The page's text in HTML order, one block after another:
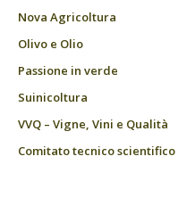
Nova Agricoltura
Olivo e Olio
Passione in verde
Suinicoltura
VVQ – Vigne, Vini e Qualità
Comitato tecnico scientifico